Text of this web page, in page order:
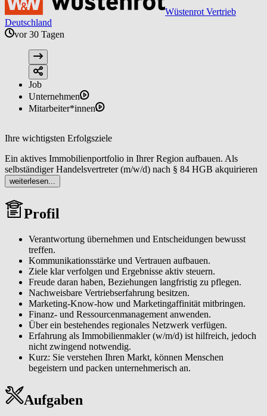
Wüstenrot Vertrieb
Deutschland
vor 30 Tagen
Job
Unternehmen
Mitarbeiter*innen
Ihre wichtigsten Erfolgsziele
Ein aktives Immobilienportfolio in Ihrer Region aufbauen. Als
selbständiger Handelsvertreter (m/w/d) nach § 84 HGB akquirieren
Sie regelmäßig neue Objekte sowie Interessentinnen und
Interessenten mit dem Ergebnis einer stabilen Pipeline an
Vermittlungsmandaten, die planbare Umsätze ermöglicht.
Eigentümerinnen und Eigentümer sowie Interessentinnen und
führen. Von der normierten Immobilienbewertung über individuelle
Vermarktungskonzepte bis zur Vertragsunterzeichnung generieren
Sie eine hohe Kundenzufriedenheit, Wiederempfehlungen und
erfolgreiche Vermittlungen.
Als lokaler Immobilienexperte (m/w/d) sichtbar werden. Sie
analysieren Ihren Markt, erkennen Chancen frühzeitig und
entwickeln eigene Marketingmaßnahmen, die Sie in Ihrer Region
eindeutig positionieren, um eine spürbare Reichweite und ein
wachsendes Standing als verlässliche Ansprechperson zu erreichen.
Ein tragfähiges Netzwerk aufbauen und pflegen. Sie erschließen das
W&W Netzwerk und etablieren ein persönliches Partnernetzwerk
Tippgebern, Dienstleisterinnen und Dienstleistern und lokalen
Kontakten, das Ihr Geschäft langfristig trägt.
weiterlesen...
Profil
Verantwortung übernehmen und Entscheidungen bewusst
treffen.
Kommunikationsstärke und Vertrauen aufbauen.
Ziele klar verfolgen und Ergebnisse aktiv steuern.
Freude daran haben, Beziehungen langfristig zu pflegen.
Nachweisbare Vertriebserfahrung besitzen.
Marketing-Know-how und Marketingaffinität mitbringen.
Finanz- und Ressourcenmanagement anwenden.
Über ein bestehendes regionales Netzwerk verfügen.
Erfahrung als Immobilienmakler (w/m/d) ist hilfreich, jedoch
nicht zwingend notwendig.
Kurz: Sie verstehen Ihren Markt, können Menschen
begeistern und packen unternehmerisch an.
Aufgaben